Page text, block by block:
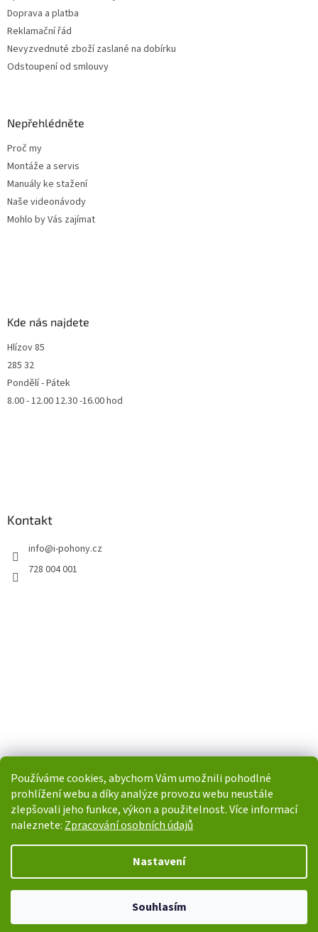
Používáme cookies, abychom Vám umožnili pohodlné
prohlížení webu a díky analýze provozu webu neustále
zlepšovali jeho funkce, výkon a použitelnost. Více informací
naleznete: Zpracování osobních údajů
Nastavení
Souhlasím
Doprava a platba
Reklamační řád
Nevyzvednuté zboží zaslané na dobírku
Odstoupení od smlouvy
Nepřehlédněte
Proč my
Montáže a servis
Manuály ke stažení
Naše videonávody
Mohlo by Vás zajímat
Kde nás najdete
Hlízov 85
285 32
Pondělí - Pátek
8.00 - 12.00 12.30 -16.00 hod
Kontakt
info@i-pohony.cz
728 004 001
Copyright 2026i-POHONY.cz. Všechna práva vyhrazena.Upravit
nastavení cookies